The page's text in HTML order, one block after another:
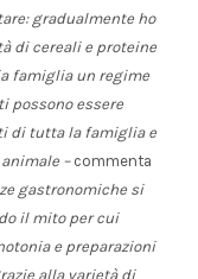
gradualmente ho
di cereali e proteine
famiglia un regime
possono essere
di tutta la famiglia e
– commenta
gastronomiche si
il mito per cui
e preparazioni
alla varietà di